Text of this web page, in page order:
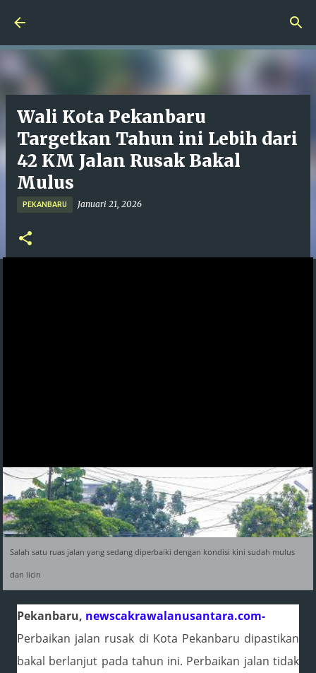
Wali Kota Pekanbaru
Targetkan Tahun ini Lebih dari
42 KM Jalan Rusak Bakal
Mulus
PEKANBARU Januari 21, 2026
Salah satu ruas jalan yang sedang diperbaiki dengan kondisi kini sudah mulus
dan licin
Pekanbaru, newscakrawalanusantara.com-
Perbaikan jalan rusak di Kota Pekanbaru dipastikan
bakal berlanjut pada tahun ini. Perbaikan jalan tidak